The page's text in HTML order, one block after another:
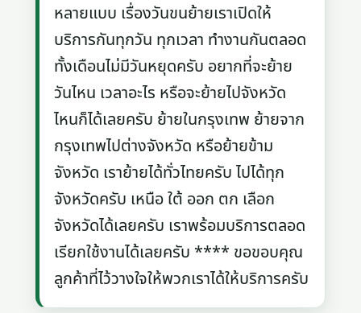
หลายแบบ เรื่องวันขนย้ายเราเปิดให้
บริการกันทุกวัน ทุกเวลา ทำงานกันตลอด
ทั้งเดือนไม่มีวันหยุดครับ อยากที่จะย้าย
วันไหน เวลาอะไร หรือจะย้ายไปจังหวัด
ไหนก็ได้เลยครับ ย้ายในกรุงเทพ ย้ายจาก
กรุงเทพไปต่างจังหวัด หรือย้ายข้าม
จังหวัด เราย้ายได้ทั่วไทยครับ ไปได้ทุก
จังหวัดครับ เหนือ ใต้ ออก ตก เลือก
จังหวัดได้เลยครับ เราพร้อมบริการตลอด
เรียกใช้งานได้เลยครับ **** ขอขอบคุณ
ลูกค้าที่ไว้วางใจให้พวกเราได้ให้บริการครับ